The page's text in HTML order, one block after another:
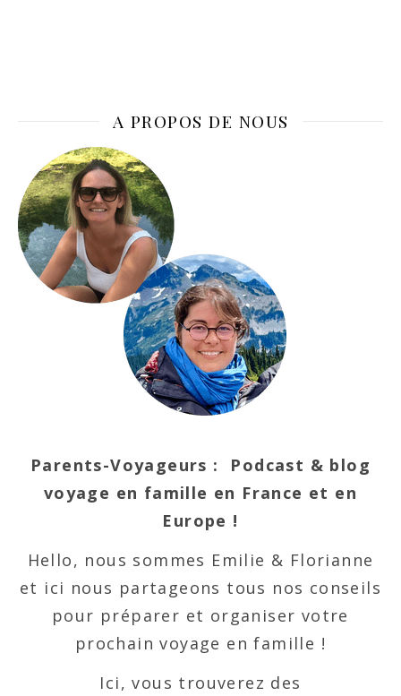
A PROPOS DE NOUS
Parents-Voyageurs : Podcast & blog
voyage en famille en France et en
Europe !
Hello, nous sommes Emilie & Florianne
et ici nous partageons tous nos conseils
pour préparer et organiser votre
prochain voyage en famille !
Ici, vous trouverez des